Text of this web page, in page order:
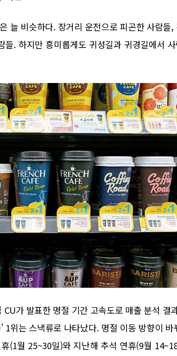
늘 비슷하다. 장거리 운전으로 피곤한 사람들,
. 하지만 흥미롭게도 귀성길과 귀경길에서
가 발표한 명절 기간 고속도로 매출 분석 결
1위는 스낵류로 나타났다. 명절 이동 방향이 바
(1월 25~30일)와 지난해 추석 연휴(9월